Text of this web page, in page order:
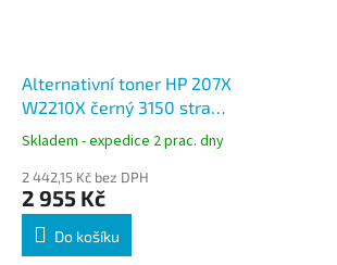
Alternativní toner HP 207X
W2210X černý 3150 stran
ActiveJet Supreme
Skladem - expedice 2 prac. dny
2 442,15 Kč bez DPH
2 955 Kč
Do košíku